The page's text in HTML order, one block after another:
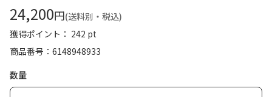
24,200円(送料別・税込)
獲得ポイント： 242 pt
商品番号
6148948933
数量